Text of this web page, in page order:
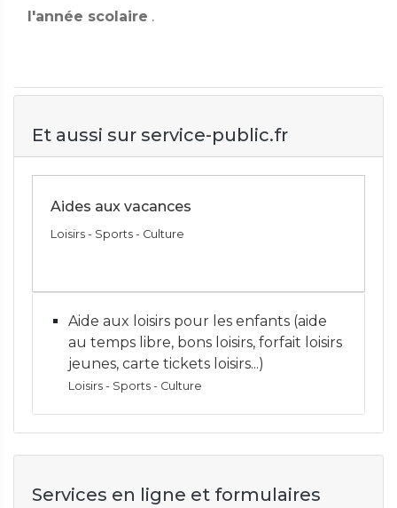
l'année scolaire .
Et aussi sur service-public.fr
Aides aux vacances
Loisirs - Sports - Culture
Aide aux loisirs pour les enfants (aide
au temps libre, bons loisirs, forfait loisirs
jeunes, carte tickets loisirs...)
Loisirs - Sports - Culture
Services en ligne et formulaires